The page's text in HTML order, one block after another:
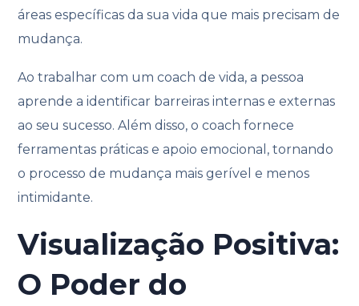
áreas específicas da sua vida que mais precisam de
mudança.
Ao trabalhar com um coach de vida, a pessoa
aprende a identificar barreiras internas e externas
ao seu sucesso. Além disso, o coach fornece
ferramentas práticas e apoio emocional, tornando
o processo de mudança mais gerível e menos
intimidante.
Visualização Positiva:
O Poder do